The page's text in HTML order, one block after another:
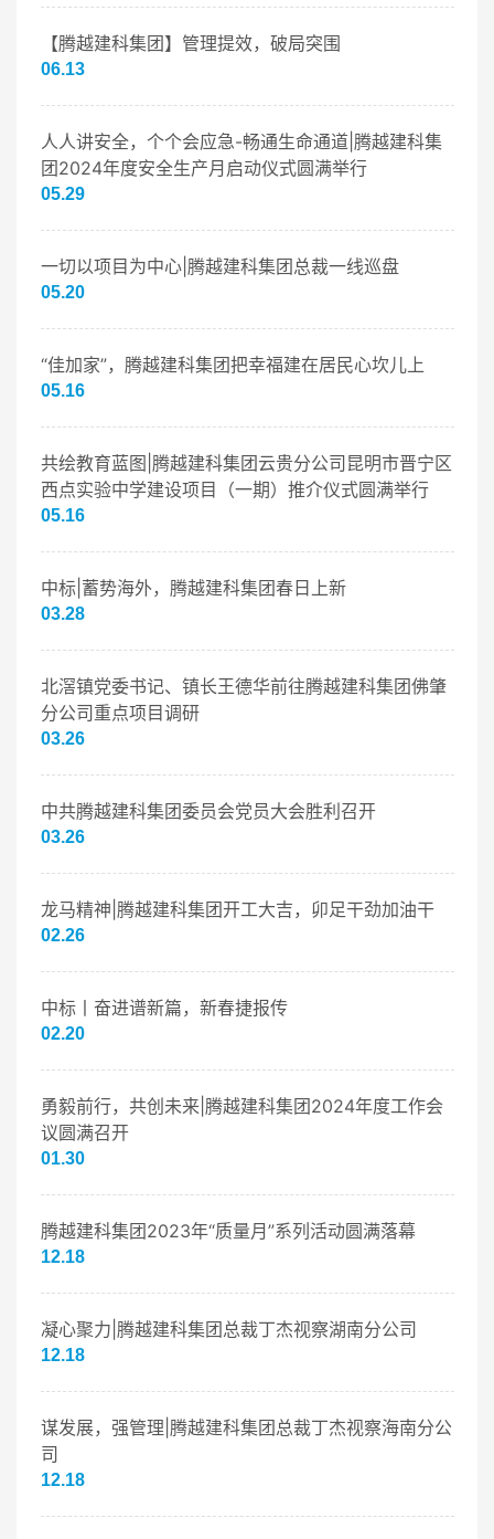
【腾越建科集团】管理提效，破局突围
06.13
人人讲安全，个个会应急-畅通生命通道|腾越建科集
团2024年度安全生产月启动仪式圆满举行
05.29
一切以项目为中心|腾越建科集团总裁一线巡盘
05.20
“佳加家”，腾越建科集团把幸福建在居民心坎儿上
05.16
共绘教育蓝图|腾越建科集团云贵分公司昆明市晋宁区
西点实验中学建设项目（一期）推介仪式圆满举行
05.16
中标|蓄势海外，腾越建科集团春日上新
03.28
北滘镇党委书记、镇长王德华前往腾越建科集团佛肇
分公司重点项目调研
03.26
中共腾越建科集团委员会党员大会胜利召开
03.26
龙马精神|腾越建科集团开工大吉，卯足干劲加油干
02.26
中标丨奋进谱新篇，新春捷报传
02.20
勇毅前行，共创未来|腾越建科集团2024年度工作会
议圆满召开
01.30
腾越建科集团2023年“质量月”系列活动圆满落幕
12.18
凝心聚力|腾越建科集团总裁丁杰视察湖南分公司
12.18
谋发展，强管理|腾越建科集团总裁丁杰视察海南分公
司
12.18